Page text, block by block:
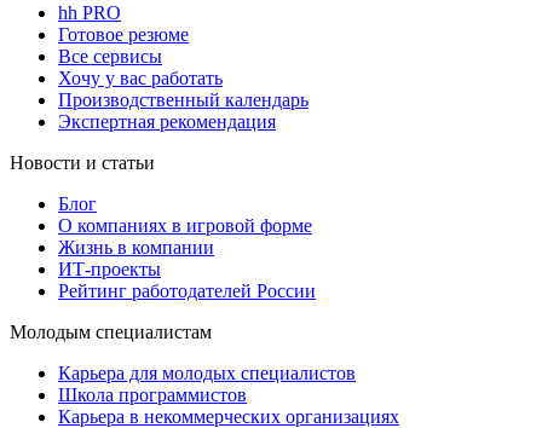
hh PRO
Готовое резюме
Все сервисы
Хочу у вас работать
Производственный календарь
Экспертная рекомендация
Новости и статьи
Блог
О компаниях в игровой форме
Жизнь в компании
ИТ-проекты
Рейтинг работодателей России
Молодым специалистам
Карьера для молодых специалистов
Школа программистов
Карьера в некоммерческих организациях